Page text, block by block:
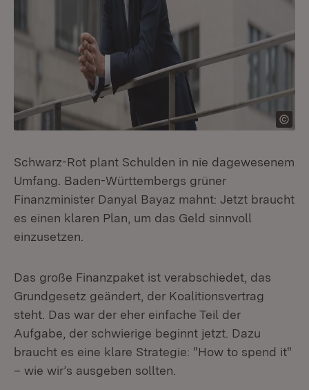
Schwarz-Rot plant Schulden in nie dagewesenem
Umfang. Baden-Württembergs grüner
Finanzminister Danyal Bayaz mahnt: Jetzt braucht
es einen klaren Plan, um das Geld sinnvoll
einzusetzen.
Das große Finanzpaket ist verabschiedet, das
Grundgesetz geändert, der Koalitionsvertrag
steht. Das war der eher einfache Teil der
Aufgabe, der schwierige beginnt jetzt. Dazu
braucht es eine klare Strategie: "How to spend it"
– wie wir’s ausgeben sollten.